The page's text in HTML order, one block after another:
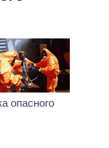
опасного